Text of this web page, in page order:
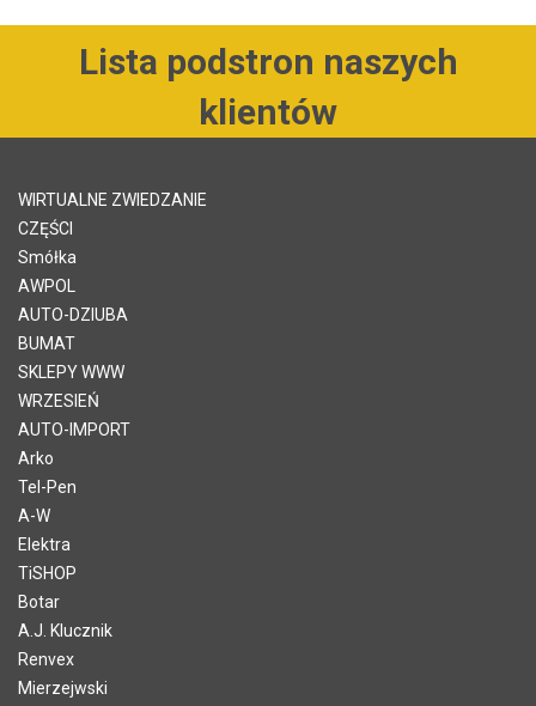
Lista podstron naszych
klientów
WIRTUALNE ZWIEDZANIE
CZĘŚCI
Smółka
AWPOL
AUTO-DZIUBA
BUMAT
SKLEPY WWW
WRZESIEŃ
AUTO-IMPORT
Arko
Tel-Pen
A-W
Elektra
TiSHOP
Botar
A.J. Klucznik
Renvex
Mierzejwski